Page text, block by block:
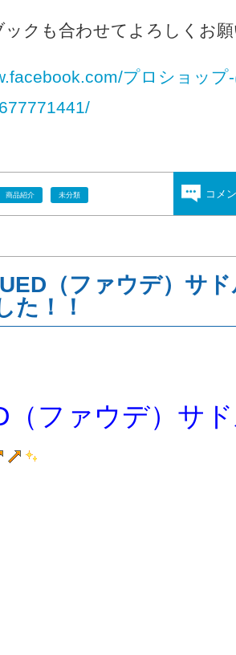
ックも合わせてよろしくお
プロショップ
商品紹介 未分類 コメ
（ファウデ）サ
た！！
（ファウデ）サ